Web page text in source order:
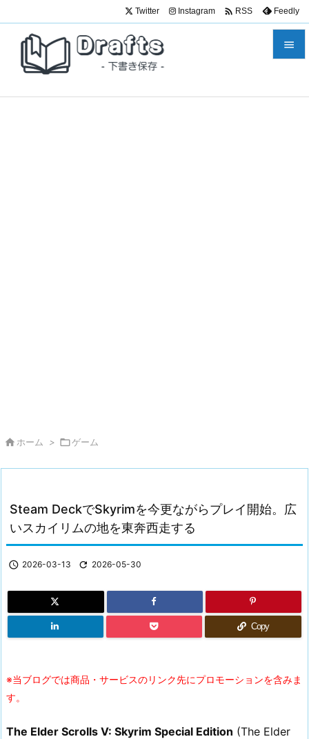

Twitter Instagram  RSS Feedly
 ホーム > ゲーム
Steam DeckでSkyrimを今更ながらプレイ開始。広
いスカイリムの地を東奔西走する
 2026-03-13  2026-05-30
Copy
※当ブログでは商品・サービスのリンク先にプロモーションを含みま
す。
The Elder Scrolls V: Skyrim Special Edition (The Elder